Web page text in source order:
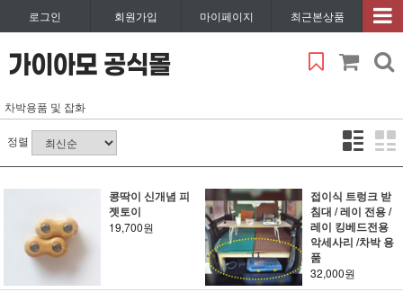
로그인 회원가입 마이페이지 최근본상품
차박용품 및 잡화
정렬
콩딱이 신개념 피
젯토이
19,700원
접이식 트렁크 받
침대 / 레이 전용 /
레이 킹베드전용
악세사리 /차박 용
품
32,000원